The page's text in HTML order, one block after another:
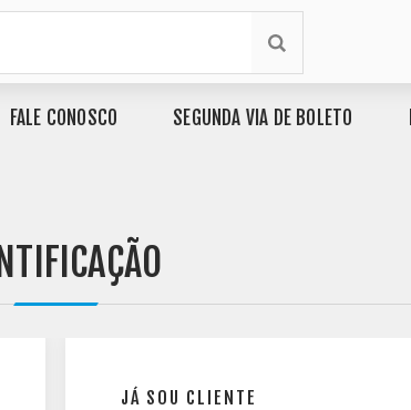
FALE CONOSCO SEGUNDA VIA DE BOLETO
JÁ SOU CLIENTE